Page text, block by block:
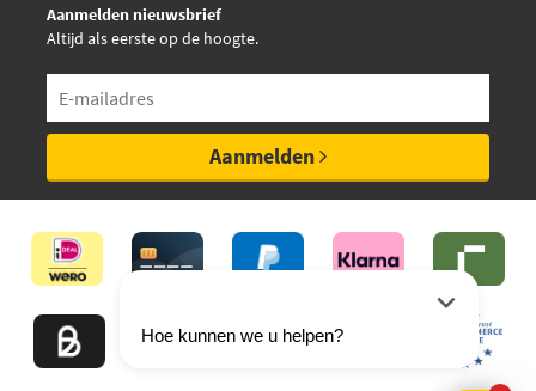
Aanmelden nieuwsbrief
Altijd als eerste op de hoogte.
Aanmelden